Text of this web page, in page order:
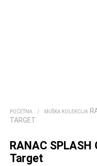
POČETNA / MUŠKA KOLEKCIJA
TARGET
RANAC SPLASH
Target